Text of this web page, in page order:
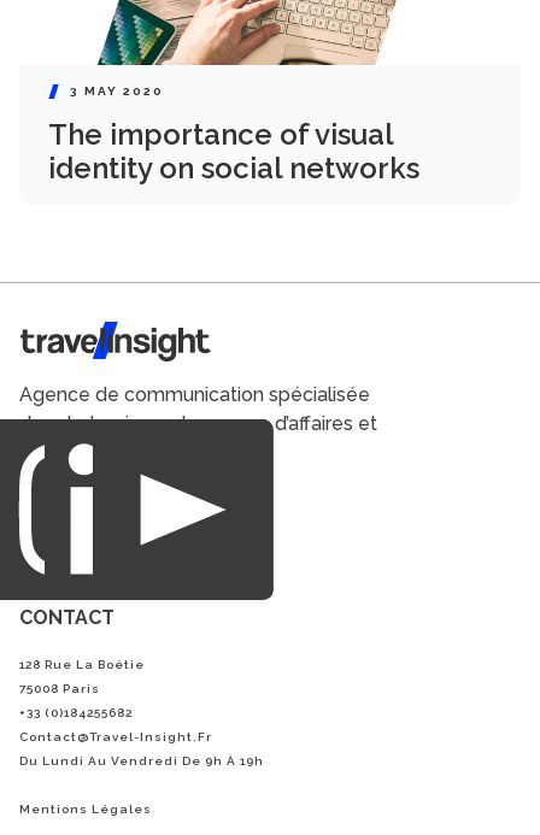
3 MAY 2020
The importance of visual
identity on social networks
Travel Insight
Agence de communication spécialisée
dans le tourisme du voyage d’affaires et
du loisirs.
CONTACT
128 Rue La Boétie
75008 Paris
+33 (0)184255682
Contact@Travel-Insight.fr
Du Lundi Au Vendredi De 9h À 19h
Mentions Légales